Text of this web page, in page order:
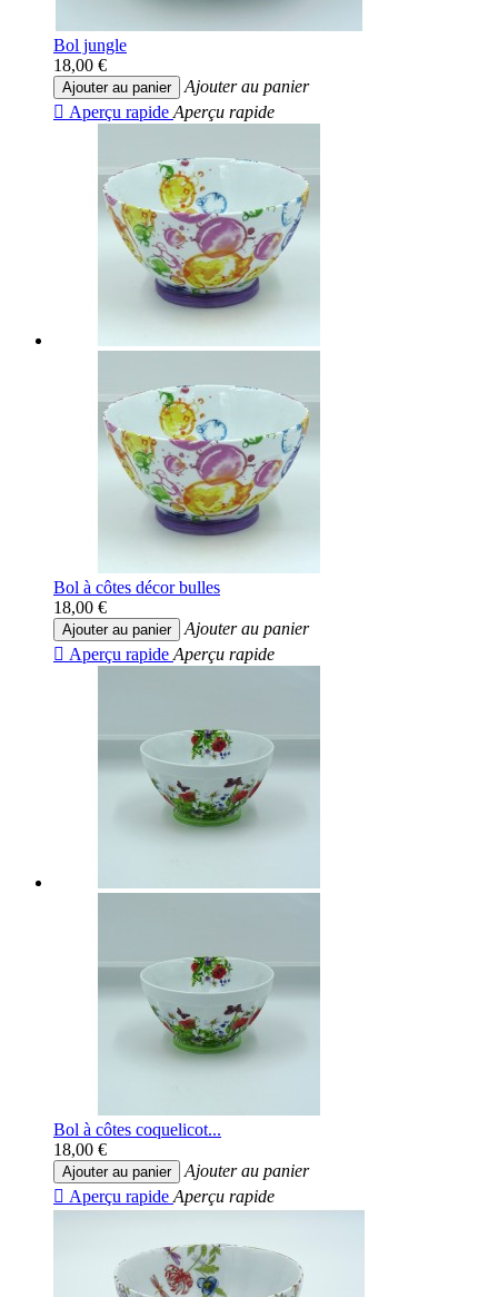
Bol jungle
18,00 €
Ajouter au panier
Ajouter au panier
 Aperçu rapide Aperçu rapide
Bol à côtes décor bulles
18,00 €
Ajouter au panier
Ajouter au panier
 Aperçu rapide Aperçu rapide
Bol à côtes coquelicot...
18,00 €
Ajouter au panier
Ajouter au panier
 Aperçu rapide Aperçu rapide